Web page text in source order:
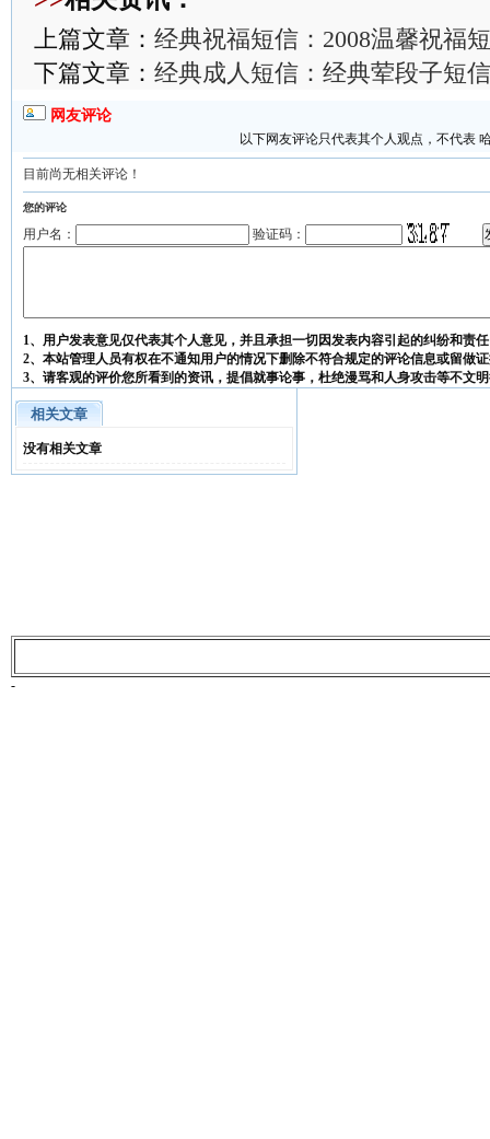
上篇文章： 经典祝福短信：2008温馨祝福
下篇文章： 经典成人短信：经典荤段子短信
网友评论
以下网友评论只代表其个人观点，不代表
目前尚无相关评论！
您的评论
用户名： 验证码：
1、用户发表意见仅代表其个人意见，并且承担一切因发表内容引起的纠纷和责
2、本站管理人员有权在不通知用户的情况下删除不符合规定的评论信息或留做
3、请客观的评价您所看到的资讯，提倡就事论事，杜绝漫骂和人身攻击等不文
相关文章
没有相关文章
-